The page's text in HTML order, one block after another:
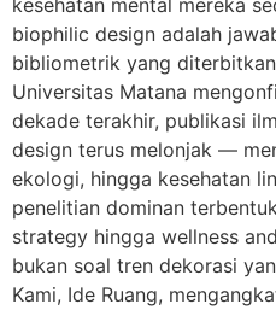
kesehatan mental mereka
biophilic design adalah
bibliometrik yang
Universitas Matana
dekade terakhir, publikasi
design terus melonjak —
ekologi, hingga kesehatan
penelitian dominan
strategy hingga wellness
bukan soal tren dekorasi
Kami, Ide Ruang,